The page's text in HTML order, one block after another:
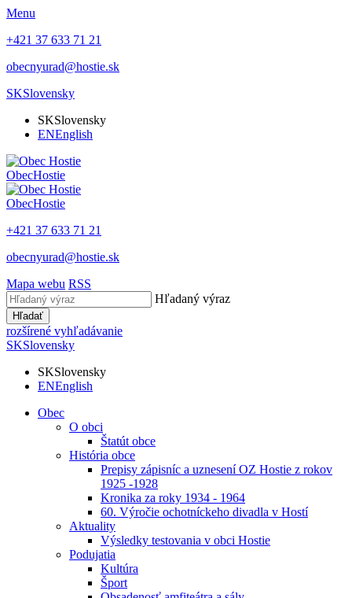
Menu
+421 37 633 71 21
obecnyurad@hostie.sk
SKSlovensky
SKSlovensky
ENEnglish
ObecHostie
ObecHostie
+421 37 633 71 21
obecnyurad@hostie.sk
Mapa webu RSS
Hľadaný výraz
Hľadať
rozšírené vyhľadávanie
SKSlovensky
SKSlovensky
ENEnglish
Obec
O obci
Štatút obce
História obce
Prepisy zápisníc a uznesení OZ Hostie z rokov
1925 -1928
Kronika za roky 1934 - 1964
60. Výročie ochotníckeho divadla v Hostí
Aktuality
Výsledky testovania v obci Hostie
Podujatia
Kultúra
Šport